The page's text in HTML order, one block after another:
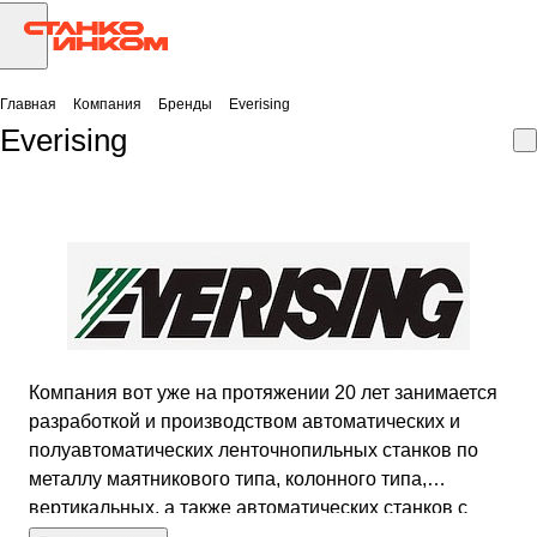
Главная Компания Бренды Everising
Everising
Компания вот уже на протяжении 20 лет занимается
разработкой и производством автоматических и
полуавтоматических ленточнопильных станков по
металлу маятникового типа, колонного типа,
вертикальных, а также автоматических станков с